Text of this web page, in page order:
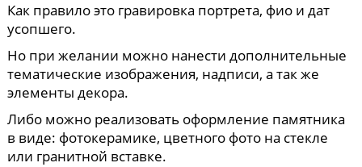
Как правило это гравировка портрета, фио и дат
усопшего.
Но при желании можно нанести дополнительные
тематические изображения, надписи, а так же
элементы декора.
Либо можно реализовать оформление памятника
в виде: фотокерамике, цветного фото на стекле
или гранитной вставке.